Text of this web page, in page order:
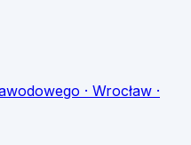
· Wrocław ·